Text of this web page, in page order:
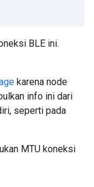
BLE ini.
karena node
info ini dari
seperti pada
MTU koneksi